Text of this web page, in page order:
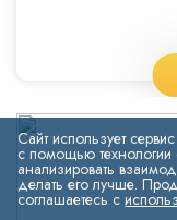
Сайт использует
с помощью
анализировать
делать его лучше.
соглашаетесь с